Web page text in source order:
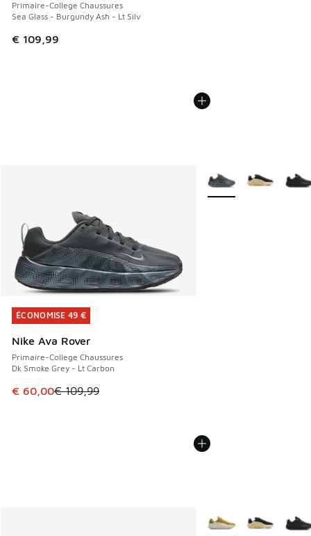
Primaire-College Chaussures
Sea Glass - Burgundy Ash - Lt Silv
€ 109,99
ÉCONOMISE 49 €
Nike Ava Rover
Primaire-College Chaussures
Dk Smoke Grey - Lt Carbon
Cet article est en promotion. Prix en baisse de € 109,99 à
€ 60,00€ 109,99
ÉCONOMISE 49 €
Plus de couleurs
Plus de couleurs